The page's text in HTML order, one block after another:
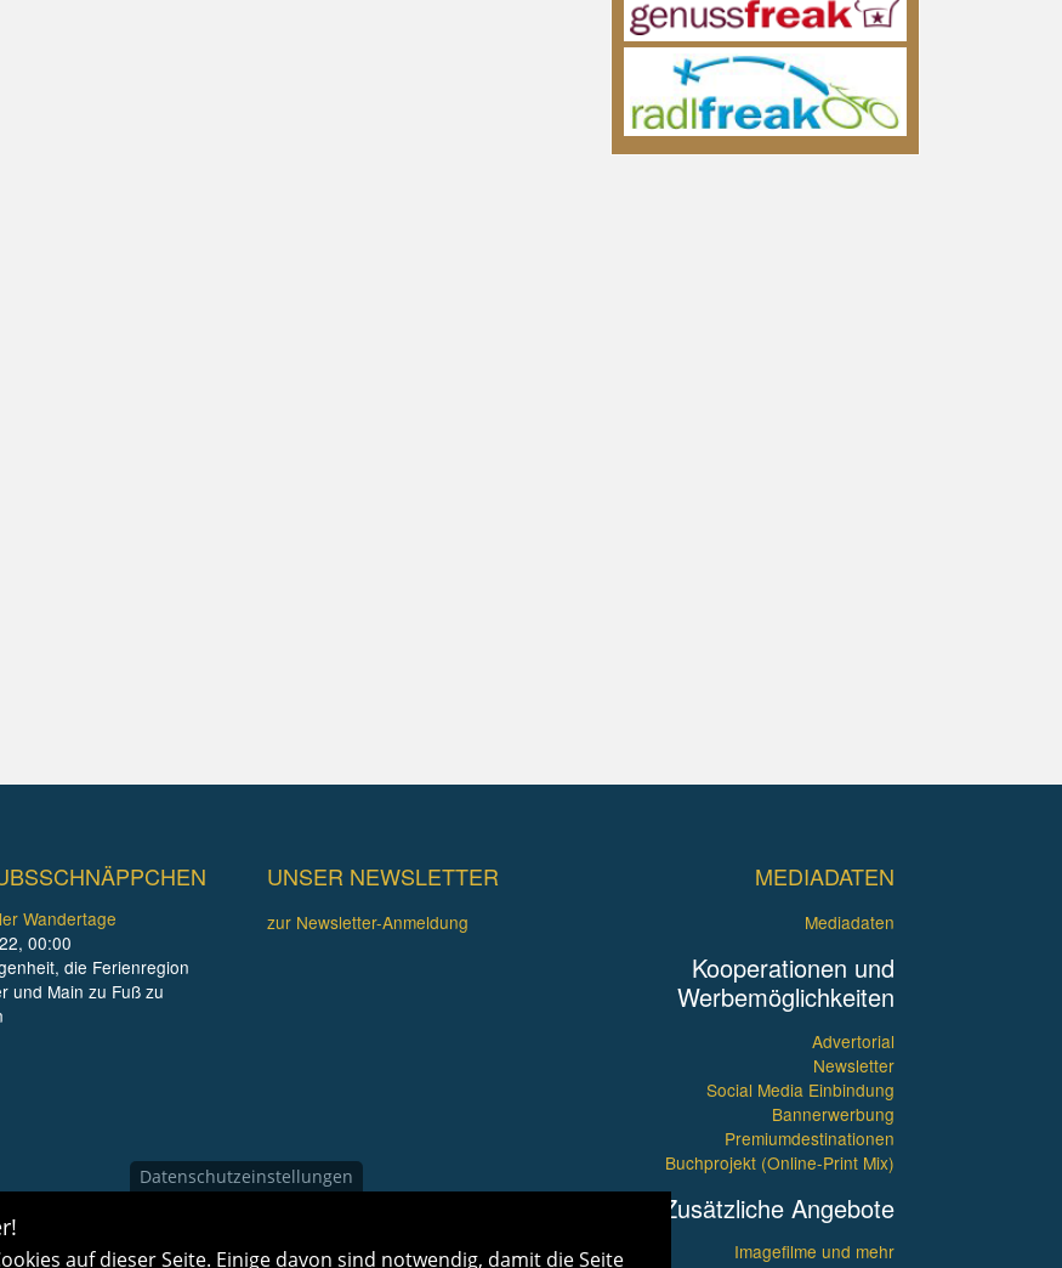
Wandertage
00:00
die Ferienregion
und Main zu Fuß zu
UNSER NEWSLETTER
zur Newsletter-Anmeldung
MEDIADATEN
Mediadaten
Kooperationen und
Werbemöglichkeiten
Advertorial
Newsletter
Social Media Einbindung
Bannerwerbung
Premiumdestinationen
Buchprojekt (Online-Print Mix)
Zusätzliche Angebote
Imagefilme und mehr
Datenschutzeinstellungen
auf dieser Seite. Einige davon sind notwendig, damit die Seite